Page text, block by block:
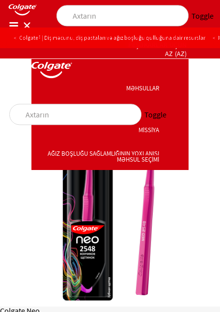
Toggle
AĞIZ BOŞLUĞU SAĞLAMLIĞININ YOXLANIŞI
PEŞƏKARLAR ÜÇÜN
AZ (AZ)
MƏHSULLAR
MİSSİYA
AĞIZ BOŞLUĞU SAĞLAMLIĞININ YOXLANIŞI
MƏHSUL SEÇİMİ
Toggle
Colgate® | Diş məcunu, diş pastaları və ağız boşluğu qulluğuna dair resurslar